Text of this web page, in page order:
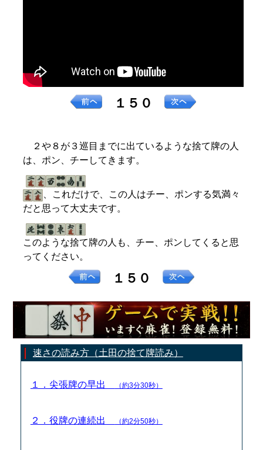
１５０
２や８が３巡目までに出ているような捨て牌の人
は、ポン、チーしてきます。
、これだけで、この人はチー、ポンする気満々
だと思って大丈夫です。
このような捨て牌の人も、チー、ポンしてくると思
ってください。
１５０
速さの読み方（土田の捨て牌読み）
１．尖張牌の早出 （約3分30秒）
２．役牌の連続出 （約2分50秒）